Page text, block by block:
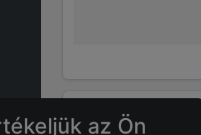
GYAKRAN ISMÉTELT
az Ön